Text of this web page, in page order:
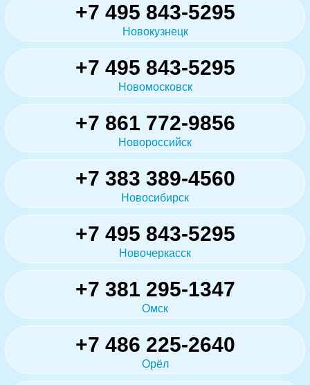
+7 495 843-5295
Новокузнецк
+7 495 843-5295
Новомосковск
+7 861 772-9856
Новороссийск
+7 383 389-4560
Новосибирск
+7 495 843-5295
Новочеркасск
+7 381 295-1347
Омск
+7 486 225-2640
Орёл